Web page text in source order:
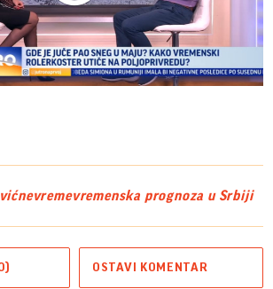
Play
nevremevremenska prognoza u Srbiji
OSTAVI KOMENTAR